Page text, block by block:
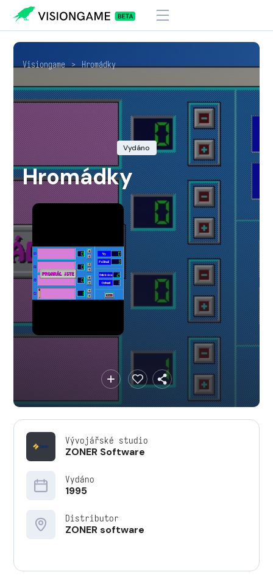
Visiongame > Hromádky
Vydáno
Hromádky
Vývojářské studio
ZONER Software
Vydáno
1995
Distributor
ZONER software